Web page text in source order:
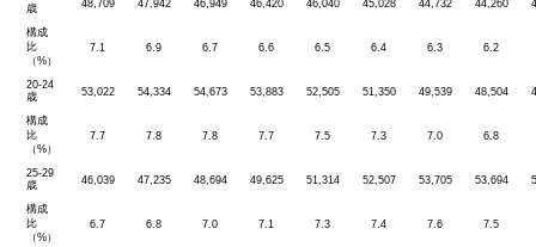
歳
48,709 47,942 46,949 46,420 46,040 45,028 44,732 44,260
構成
比
（%）
7.1 6.9 6.7 6.6 6.5 6.4 6.3 6.2
20-24
歳
53,022 54,334 54,673 53,883 52,505 51,350 49,539 48,504
構成
比
（%）
7.7 7.8 7.8 7.7 7.5 7.3 7.0 6.8
25-29
歳
46,039 47,235 48,694 49,625 51,314 52,507 53,705 53,694
構成
比
（%）
6.7 6.8 7.0 7.1 7.3 7.4 7.6 7.5